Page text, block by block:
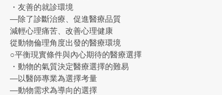
・友善的就診環境
—除了診斷治療、促進醫療品質
減輕心理痛苦、改善心理健康
從動物倫理角度出發的醫療環境
○平衡現實條件與內心期待的醫療選擇
・動物的氣質決定醫療選擇的難易
—以醫師專業為選擇考量
—動物需求為導向的選擇